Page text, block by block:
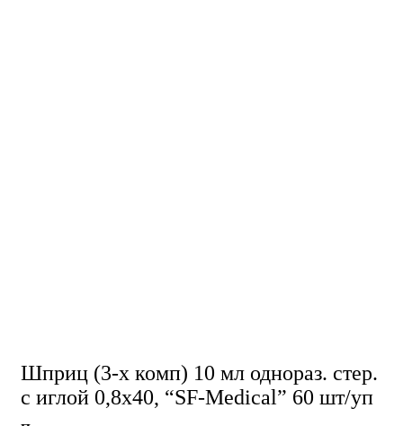
Шприц (3-х комп) 10 мл однораз. стер.
с иглой 0,8х40, “SF-Medical” 60 шт/уп